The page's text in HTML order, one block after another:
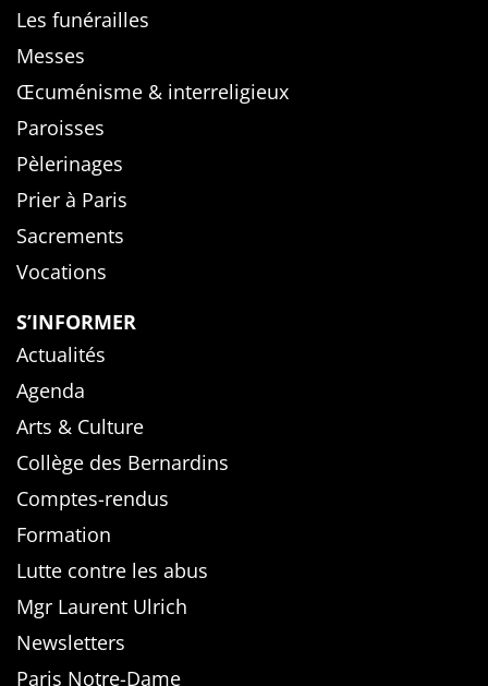
Les funérailles
Messes
Œcuménisme & interreligieux
Paroisses
Pèlerinages
Prier à Paris
Sacrements
Vocations
S’INFORMER
Actualités
Agenda
Arts & Culture
Collège des Bernardins
Comptes-rendus
Formation
Lutte contre les abus
Mgr Laurent Ulrich
Newsletters
Paris Notre-Dame